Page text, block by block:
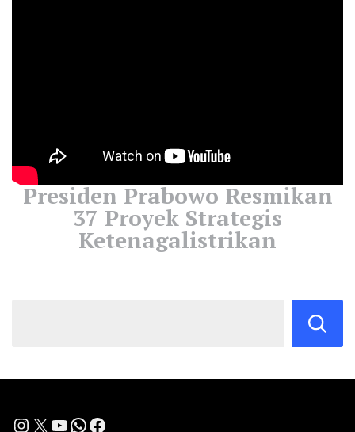
Presiden Prabowo Resmikan
37 Proyek Strategis
Ketenagalistrikan
Instagram
X YouTube
WhatsApp
Facebook